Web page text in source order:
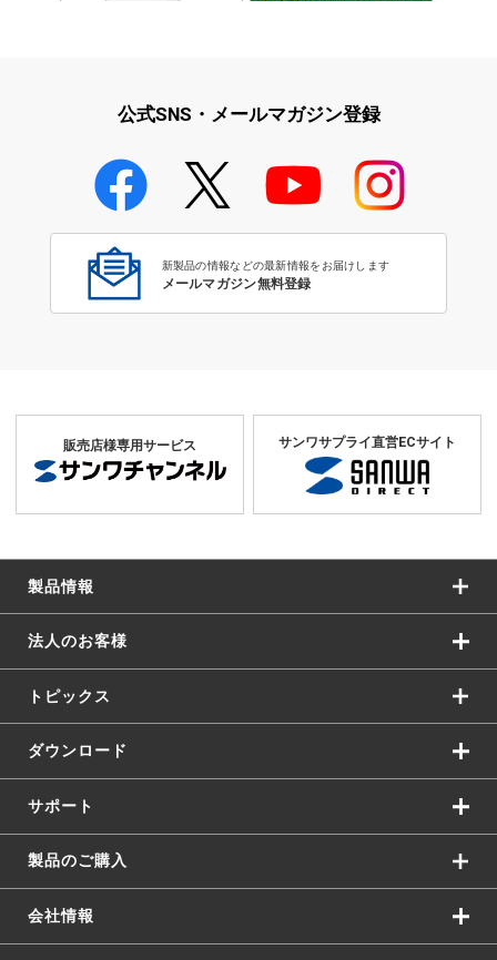
学校教育のICT環境整備特集
公式SNS・メールマガジン登録
新製品の情報などの最新情報をお届けします
メールマガジン無料登録
販売店様専用サービス サンワサプライ直営ECサイト
製品情報
法人のお客様
トピックス
ダウンロード
サポート
製品のご購入
会社情報